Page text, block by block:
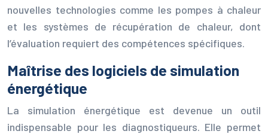
nouvelles technologies comme les pompes à chaleur
et les systèmes de récupération de chaleur, dont
l’évaluation requiert des compétences spécifiques.
Maîtrise des logiciels de simulation
énergétique
La simulation énergétique est devenue un outil
indispensable pour les diagnostiqueurs. Elle permet